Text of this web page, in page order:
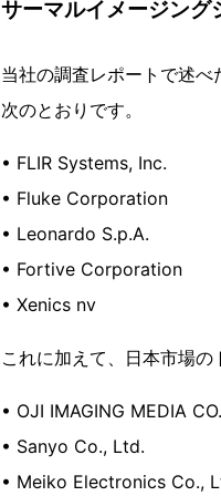
サーマルイメージング
当社の調査レポートで述
次のとおりです。
• FLIR Systems, Inc.
• Fluke Corporation
• Leonardo S.p.A.
• Fortive Corporation
• Xenics nv
これに加えて、日本市場の
• OJI IMAGING MEDIA
• Sanyo Co., Ltd.
• Meiko Electronics Co.,